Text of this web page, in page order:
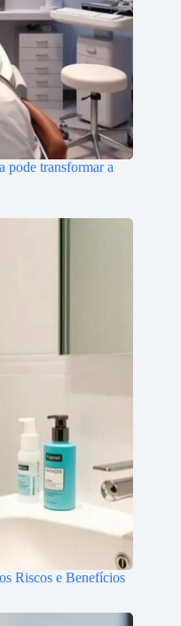
pode transformar a
Riscos e Benefícios